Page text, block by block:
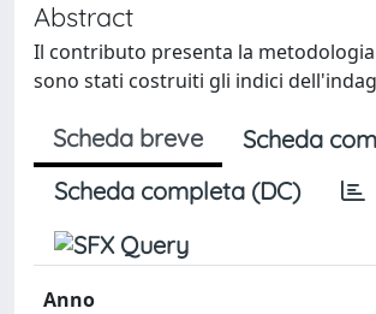
Abstract
Il contributo presenta la
sono stati costruiti gli indici
Scheda breve
Scheda
Scheda completa (DC)
Anno